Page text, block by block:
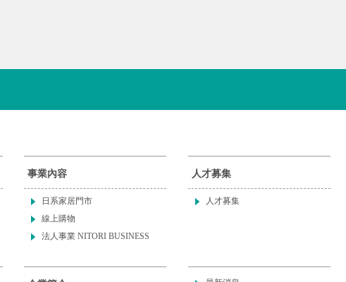
事業內容
日系家居門市
線上購物
法人事業 NITORI BUSINESS
人才募集
人才募集